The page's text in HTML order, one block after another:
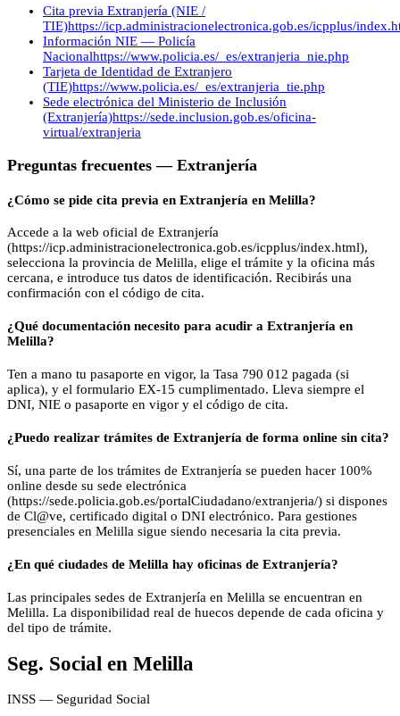
Cita previa Extranjería (NIE /
TIE)https://icp.administracionelectronica.gob.es/icpplus/
Información NIE — Policía
Nacionalhttps://www.policia.es/_es/extranjeria_nie.php
Tarjeta de Identidad de Extranjero
(TIE)https://www.policia.es/_es/extranjeria_tie.php
Sede electrónica del Ministerio de Inclusión
(Extranjería)https://sede.inclusion.gob.es/oficina-
virtual/extranjeria
Preguntas frecuentes — Extranjería
¿Cómo se pide cita previa en Extranjería en Melilla?
Accede a la web oficial de Extranjería
(https://icp.administracionelectronica.gob.es/icpplus/index.html),
selecciona la provincia de Melilla, elige el trámite y la oficina más
cercana, e introduce tus datos de identificación. Recibirás una
confirmación con el código de cita.
¿Qué documentación necesito para acudir a Extranjería en
Melilla?
Ten a mano tu pasaporte en vigor, la Tasa 790 012 pagada (si
aplica), y el formulario EX-15 cumplimentado. Lleva siempre el
DNI, NIE o pasaporte en vigor y el código de cita.
¿Puedo realizar trámites de Extranjería de forma online sin cita?
Sí, una parte de los trámites de Extranjería se pueden hacer 100%
online desde su sede electrónica
(https://sede.policia.gob.es/portalCiudadano/extranjeria/) si dispones
de Cl@ve, certificado digital o DNI electrónico. Para gestiones
presenciales en Melilla sigue siendo necesaria la cita previa.
¿En qué ciudades de Melilla hay oficinas de Extranjería?
Las principales sedes de Extranjería en Melilla se encuentran en
Melilla. La disponibilidad real de huecos depende de cada oficina y
del tipo de trámite.
Seg. Social en Melilla
INSS — Seguridad Social